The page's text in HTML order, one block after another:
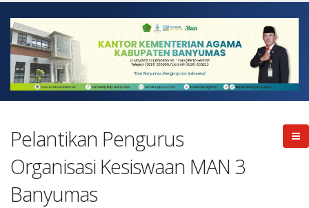
Pelantikan Pengurus
Organisasi Kesiswaan MAN 3
Banyumas